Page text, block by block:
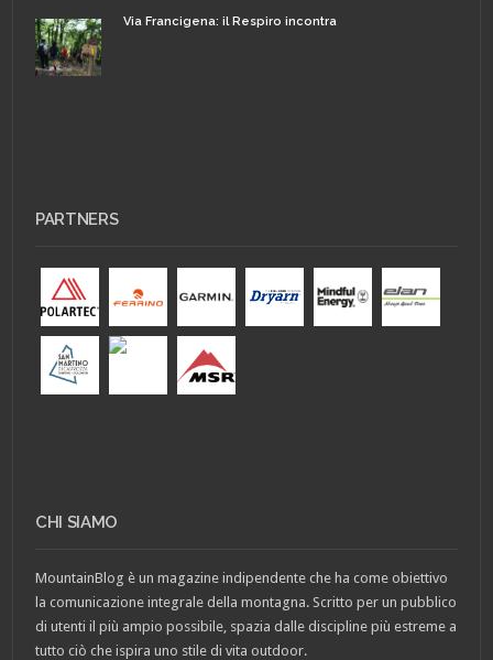
Via Francigena: il Respiro incontra
PARTNERS
CHI SIAMO
MountainBlog è un magazine indipendente che ha come obiettivo
la comunicazione integrale della montagna. Scritto per un pubblico
di utenti il più ampio possibile, spazia dalle discipline più estreme a
tutto ciò che ispira uno stile di vita outdoor.